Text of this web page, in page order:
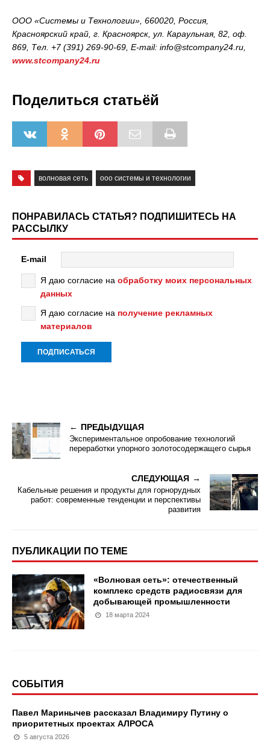
ООО «Системы и Технологии», 660020, Россия,
Красноярский край, г. Красноярск, ул. Караульная, 82, оф.
869, Тел. +7 (391) 269-90-69, E-mail: info@stcompany24.ru,
www.stcompany24.ru
Поделиться статьёй
волновая сеть ооо системы и технологии
ПОНРАВИЛАСЬ СТАТЬЯ? ПОДПИШИТЕСЬ НА
РАССЫЛКУ
E-mail
Я даю согласие на обработку моих персональных
данных
Я даю согласие на получение рекламных
материалов
ПРЕДЫДУЩАЯ
Экспериментальное опробование технологий
переработки упорного золотосодержащего сырья
СЛЕДУЮЩАЯ
Кабельные решения и продукты для горнорудных
работ: современные тенденции и перспективы
развития
ПУБЛИКАЦИИ ПО ТЕМЕ
«Волновая сеть»: отечественный
комплекс средств радиосвязи для
добывающей промышленности
18 марта 2024
СОБЫТИЯ
Павел Маринычев рассказал Владимиру Путину о
приоритетных проектах АЛРОСА
5 августа 2026